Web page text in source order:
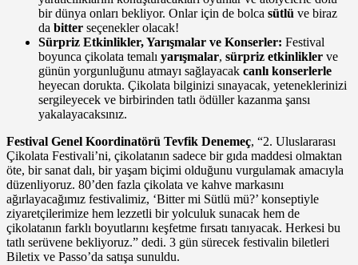
bir dünya onları bekliyor. Onlar için de bolca sütlü ve biraz
da bitter seçenekler olacak!
Sürpriz Etkinlikler, Yarışmalar ve Konserler: Festival
boyunca çikolata temalı yarışmalar, sürpriz etkinlikler ve
günün yorgunluğunu atmayı sağlayacak canlı konserlerle
heyecan dorukta. Çikolata bilginizi sınayacak, yeteneklerinizi
sergileyecek ve birbirinden tatlı ödüller kazanma şansı
yakalayacaksınız.
Festival Genel Koordinatörü Tevfik Denemeç, “2. Uluslararası
Çikolata Festivali’ni, çikolatanın sadece bir gıda maddesi olmaktan
öte, bir sanat dalı, bir yaşam biçimi olduğunu vurgulamak amacıyla
düzenliyoruz. 80’den fazla çikolata ve kahve markasını
ağırlayacağımız festivalimiz, ‘Bitter mi Sütlü mü?’ konseptiyle
ziyaretçilerimize hem lezzetli bir yolculuk sunacak hem de
çikolatanın farklı boyutlarını keşfetme fırsatı tanıyacak. Herkesi bu
tatlı serüvene bekliyoruz.” dedi. 3 gün sürecek festivalin biletleri
Biletix ve Passo’da satışa sunuldu.